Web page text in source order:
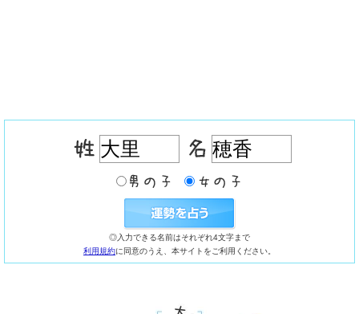
◎入力できる名前はそれぞれ4文字まで
利用規約に同意のうえ、本サイトをご利用ください。